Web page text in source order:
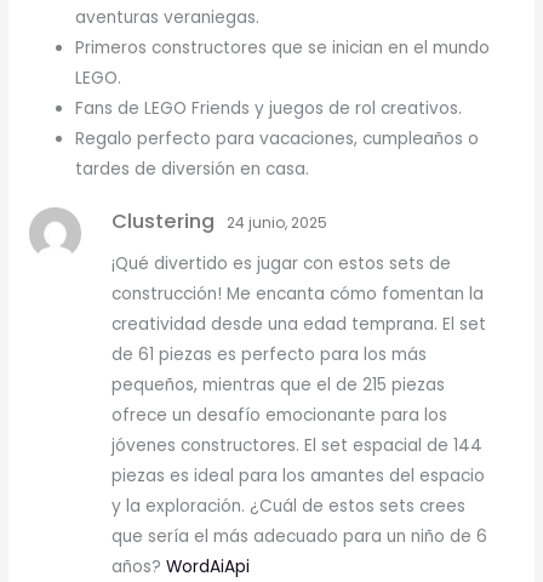
aventuras veraniegas.
Primeros constructores que se inician en el mundo
LEGO.
Fans de LEGO Friends y juegos de rol creativos.
Regalo perfecto para vacaciones, cumpleaños o
tardes de diversión en casa.
Clustering 24 junio, 2025
¡Qué divertido es jugar con estos sets de
construcción! Me encanta cómo fomentan la
creatividad desde una edad temprana. El set
de 61 piezas es perfecto para los más
pequeños, mientras que el de 215 piezas
ofrece un desafío emocionante para los
jóvenes constructores. El set espacial de 144
piezas es ideal para los amantes del espacio
y la exploración. ¿Cuál de estos sets crees
que sería el más adecuado para un niño de 6
años? WordAiApi